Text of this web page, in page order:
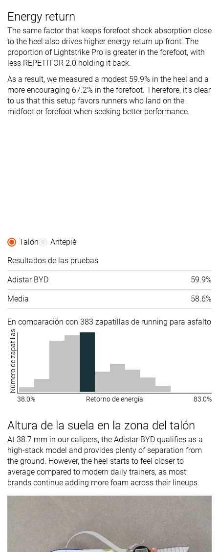
Energy return
The same factor that keeps forefoot shock absorption close
to the heel also drives higher energy return up front. The
proportion of Lightstrike Pro is greater in the forefoot, with
less REPETITOR 2.0 holding it back.
As a result, we measured a modest 59.9% in the heel and a
more encouraging 67.2% in the forefoot. Therefore, it's clear
to us that this setup favors runners who land on the
midfoot or forefoot when seeking better performance.
Talón
Antepié
Resultados de las pruebas
Adistar BYD 59.9%
Media 58.6%
En comparación con 383 zapatillas de running para asfalto
Número de zapatillas
38.0% Retorno de energía 83.0%
Altura de la suela en la zona del talón
At 38.7 mm in our calipers, the Adistar BYD qualifies as a
high-stack model and provides plenty of separation from
the ground. However, the heel starts to feel closer to
average compared to modern daily trainers, as most
brands continue adding more foam across their lineups.